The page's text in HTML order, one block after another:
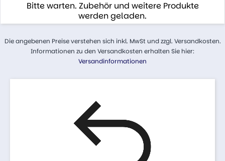
Bitte warten. Zubehör und weitere Produkte
werden geladen.
Die angebenen Preise verstehen sich inkl. MwSt und zzgl. Versandkosten.
Informationen zu den Versandkosten erhalten Sie hier:
Versandinformationen